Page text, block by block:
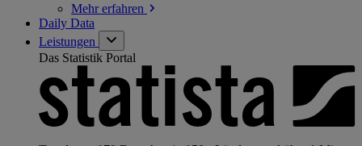
Mehrerfahren
Daily Data
Leistungen
Das Statistik Portal